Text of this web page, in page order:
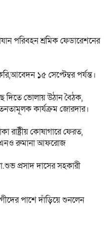
পরিবহন শ্রমিক ফেডারেশনের
১৫ সেপ্টেম্বর পর্যন্ত।
দিতে ভোলায় উঠান বৈঠক,
কার্যক্রম জোরদার।
রাষ্ট্রীয় কোষাগারে ফেরত,
রুমানা আফরোজ
প্রসাদ দাসের সহকারী
পাশে দাঁড়িয়ে শুনলেন